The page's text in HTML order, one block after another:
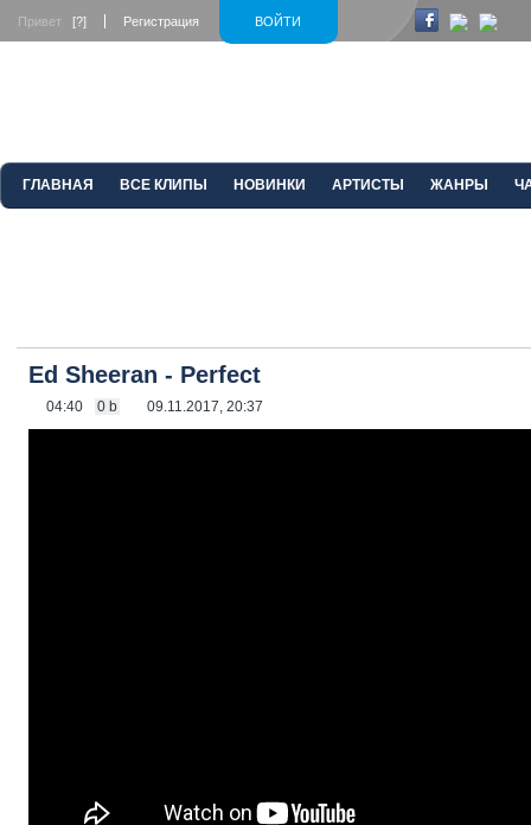
ВОЙТИ
Привет [?] Регистрация
ГЛАВНАЯ ВСЕ КЛИПЫ НОВИНКИ АРТИСТЫ ЖАНРЫ
Ed Sheeran - Perfect
04:40 0 b 09.11.2017, 20:37